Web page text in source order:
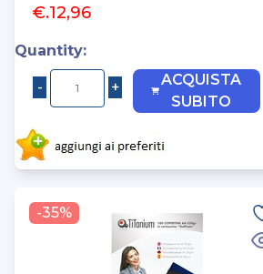
€.12,96
Quantity:
ACQUISTA
SUBITO
-35%